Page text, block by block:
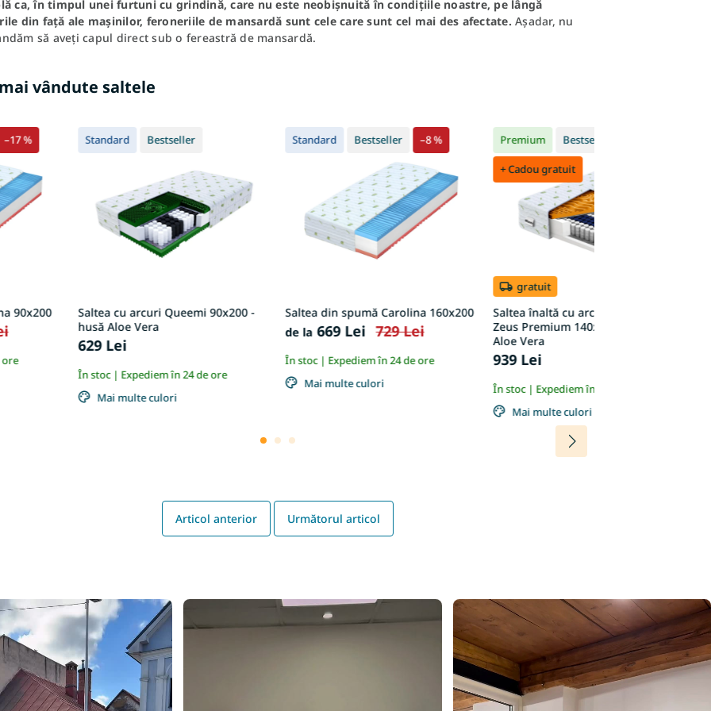
ca, în timpul unei furtuni cu grindină, care nu este neobișnuită în condițiile noastre, pe lângă
din față ale mașinilor, feroneriile de mansardă sunt cele care sunt cel mai des afectate. Așadar, nu
să aveți capul direct sub o fereastră de mansardă.
vândute saltele
Standard Bestseller
Saltea cu arcuri Queemi 90x200 -
husă Aloe Vera
629 Lei
În stoc | Expediem în 24 de ore
Mai multe culori
Standard Bestseller –8 %
Saltea din spumă Carolina 160x200
de la 669 Lei 729 Lei
În stoc | Expediem în 24 de ore
Mai multe culori
Premium Bestseller
+ Cadou gratuit
gratuit
Saltea înaltă cu arcuri împachetate
Zeus Premium 140x200x24 – husă
Aloe Vera
939 Lei
În stoc | Expediem în 24 de ore
Mai multe culori
–17 %
90x200
ore
Articol anterior Următorul articol